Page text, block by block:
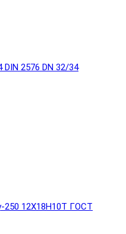
2576 DN 32/34
12Х18Н10Т ГОСТ